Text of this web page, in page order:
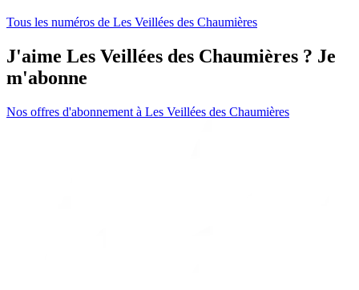
Tous les numéros de Les Veillées des Chaumières
J'aime Les Veillées des Chaumières ? Je
m'abonne
Nos offres d'abonnement à Les Veillées des Chaumières